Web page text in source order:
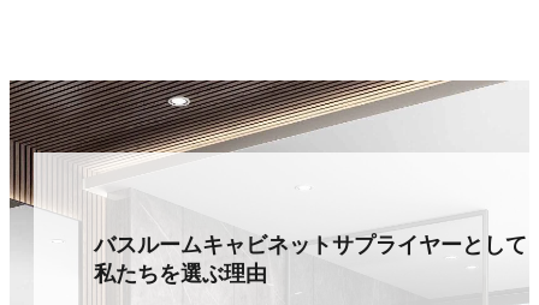
バスルームキャビネットサプライヤーとして
私たちを選ぶ理由